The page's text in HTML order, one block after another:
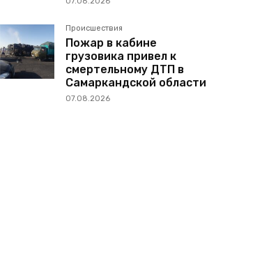
Происшествия
Пожар в кабине
грузовика привел к
смертельному ДТП в
Самаркандской области
07.08.2026